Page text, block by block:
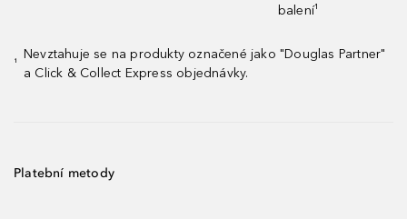
balení¹
¹
Nevztahuje se na produkty označené jako "Douglas Partner"
a Click & Collect Express objednávky.
Platební metody